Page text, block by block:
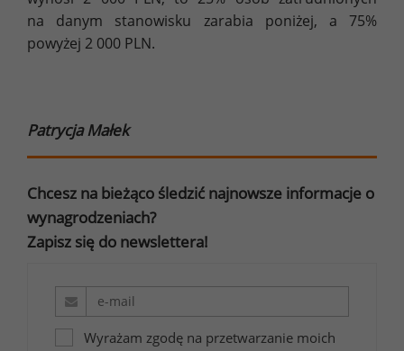
na danym stanowisku zarabia poniżej, a 75%
powyżej 2 000 PLN.
Patrycja Małek
Chcesz na bieżąco śledzić najnowsze informacje o
wynagrodzeniach?
Zapisz się do newslettera!
Wyrażam zgodę na przetwarzanie moich